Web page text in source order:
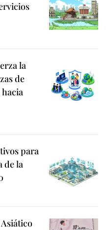
la
de
para
de la